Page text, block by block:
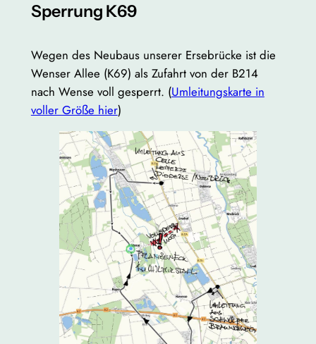
Sperrung K69
Wegen des Neubaus unserer Ersebrücke ist die
Wenser Allee (K69) als Zufahrt von der B214
nach Wense voll gesperrt. (Umleitungskarte in
voller Größe hier)